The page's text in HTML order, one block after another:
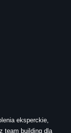
eksperckie,
team building dla